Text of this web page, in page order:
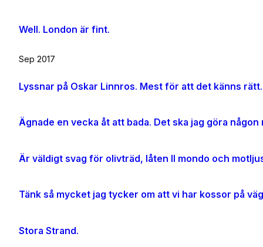
Well. London är fint.
Sep 2017
Lyssnar på Oskar Linnros. Mest för att det känns
Ägnade en vecka åt att bada. Det ska jag göra någon
Tänk så mycket jag tycker om att vi har kossor på
Stora Strand.